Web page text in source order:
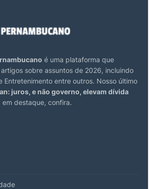
é uma plataforma que
sobre assuntos de 2026, incluindo
Entretenimento entre outros. Nosso último
juros, e não governo, elevam dívida
em destaque, confira.